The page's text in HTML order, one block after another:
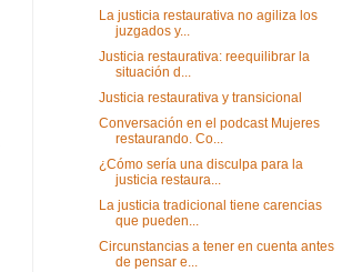
La justicia restaurativa no agiliza los
juzgados y...
Justicia restaurativa: reequilibrar la
situación d...
Justicia restaurativa y transicional
Conversación en el podcast Mujeres
restaurando. Co...
¿Cómo sería una disculpa para la
justicia restaura...
La justicia tradicional tiene carencias
que pueden...
Circunstancias a tener en cuenta antes
de pensar e...